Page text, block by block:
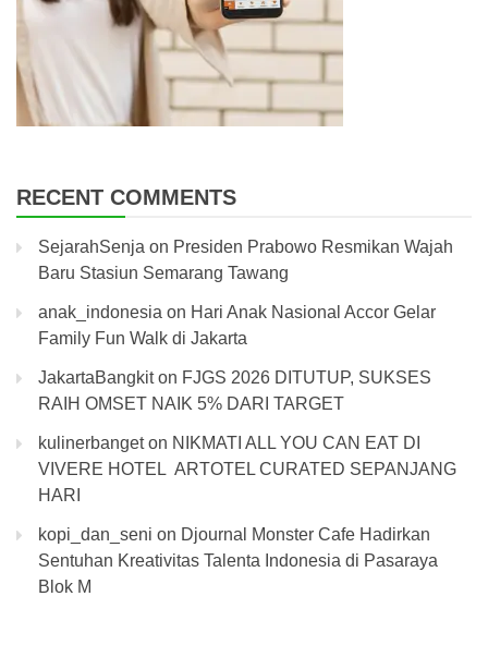
RECENT COMMENTS
SejarahSenja on Presiden Prabowo Resmikan Wajah
Baru Stasiun Semarang Tawang
anak_indonesia on Hari Anak Nasional Accor Gelar
Family Fun Walk di Jakarta
JakartaBangkiton FJGS 2026 DITUTUP, SUKSES
RAIH OMSET NAIK 5% DARI TARGET
kulinerbangeton NIKMATI ALL YOU CAN EAT DI
VIVERE HOTEL ARTOTEL CURATED SEPANJANG
HARI
kopi_dan_seni on Djournal Monster Cafe Hadirkan
Sentuhan Kreativitas Talenta Indonesia di Pasaraya
Blok M